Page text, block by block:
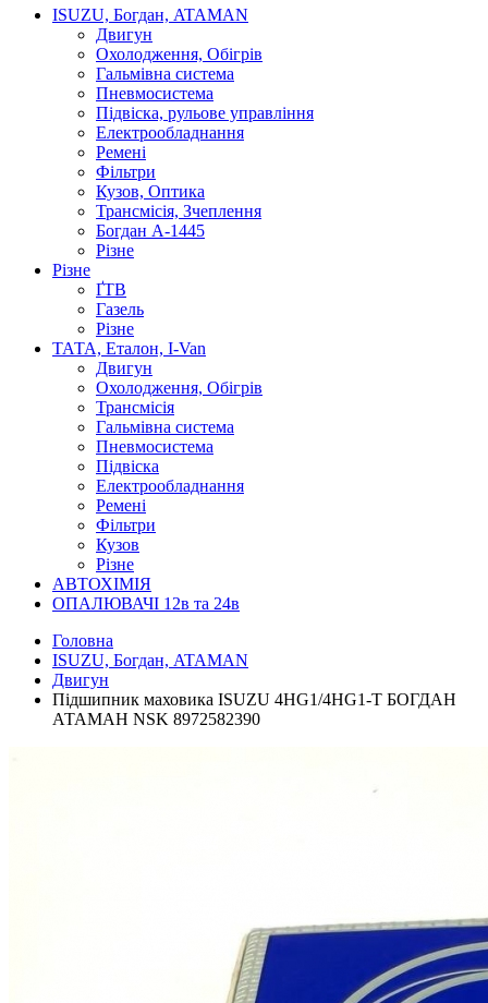
ISUZU, Богдан, ATAMAN
Двигун
Охолодження, Обігрів
Гальмівна система
Пневмосистема
Підвіска, рульове управління
Електрообладнання
Ремені
Фільтри
Кузов, Оптика
Трансмісія, Зчеплення
Богдан А-1445
Різне
Різне
ҐТВ
Газель
Різне
ТАТА, Еталон, I-Van
Двигун
Охолодження, Обігрів
Трансмісія
Гальмівна система
Пневмосистема
Підвіска
Електрообладнання
Ремені
Фільтри
Кузов
Різне
АВТОХІМІЯ
ОПАЛЮВАЧІ 12в та 24в
Головна
ISUZU, Богдан, ATAMAN
Двигун
Підшипник маховика ISUZU 4HG1/4HG1-Т БОГДАН
АТАМАН NSK 8972582390